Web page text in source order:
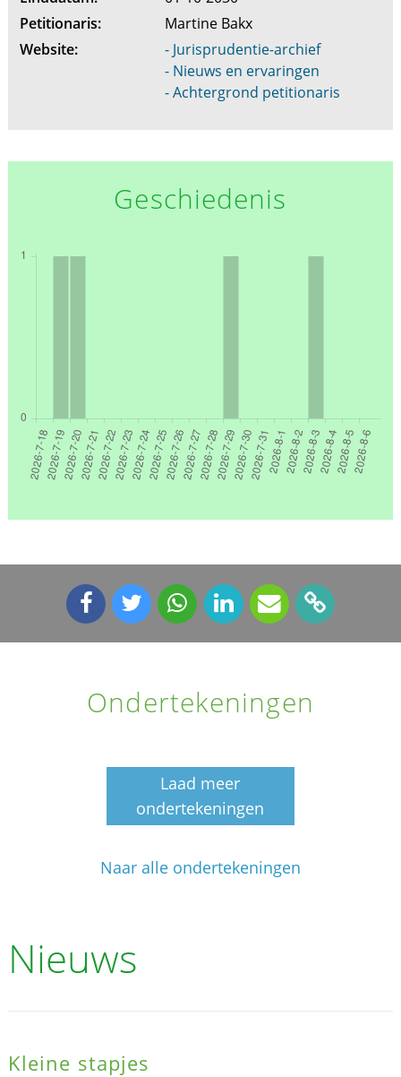
Petitionaris:
Martine Bakx
Website:
- Jurisprudentie-archief
- Nieuws en ervaringen
- Achtergrond petitionaris
Geschiedenis
Ondertekeningen
Laad meer
ondertekeningen
Naar alle ondertekeningen
Nieuws
Kleine stapjes